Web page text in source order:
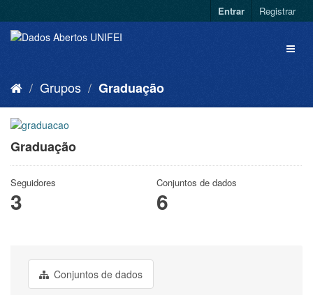
Entrar Registrar
Grupos Graduação
Graduação
Seguidores
3
Conjuntos de dados
6
Conjuntos de dados